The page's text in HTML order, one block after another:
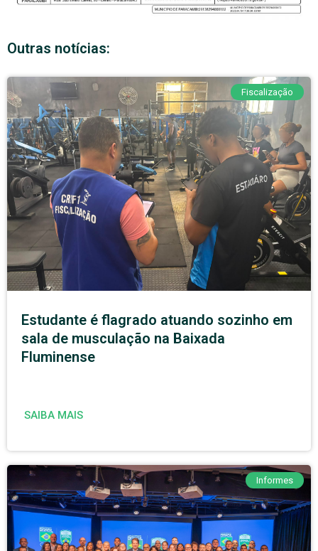
Outras notícias:
Fiscalização
Estudante é flagrado atuando sozinho em
sala de musculação na Baixada
Fluminense
SAIBA MAIS
Informes